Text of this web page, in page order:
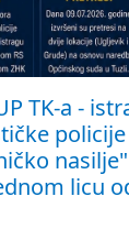
TK-a -
licu